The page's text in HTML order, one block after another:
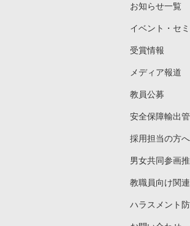
お知らせ一覧
イベント・セ
受賞情報
メディア報道
教員公募
安全保障輸出
採用担当の方
男女共同参画
教職員向け関
ハラスメント